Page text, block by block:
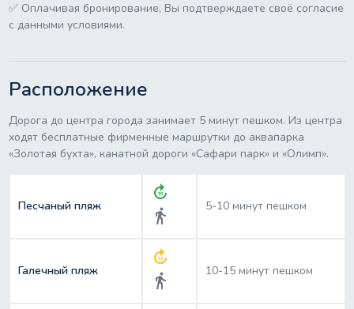
✅ Оплачивая бронирование, Вы подтверждаете своё согласие
с данными условиями.
Расположение
Дорога до центра города занимает 5 минут пешком. Из центра
ходят бесплатные фирменные маршрутки до аквапарка
«Золотая бухта», канатной дороги «Сафари парк» и «Олимп».
Песчаный пляж
forward_10
directions_walk
5-10 минут пешком
Галечный пляж
forward_30
directions_walk
10-15 минут пешком